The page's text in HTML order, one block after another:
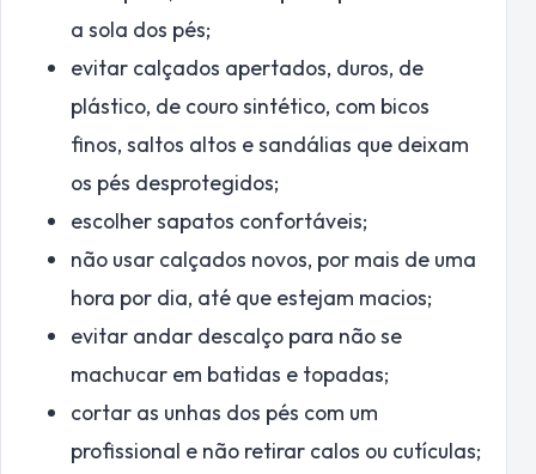
a sola dos pés;
evitar calçados apertados, duros, de
plástico, de couro sintético, com bicos
finos, saltos altos e sandálias que deixam
os pés desprotegidos;
escolher sapatos confortáveis;
não usar calçados novos, por mais de uma
hora por dia, até que estejam macios;
evitar andar descalço para não se
machucar em batidas e topadas;
cortar as unhas dos pés com um
profissional e não retirar calos ou cutículas;